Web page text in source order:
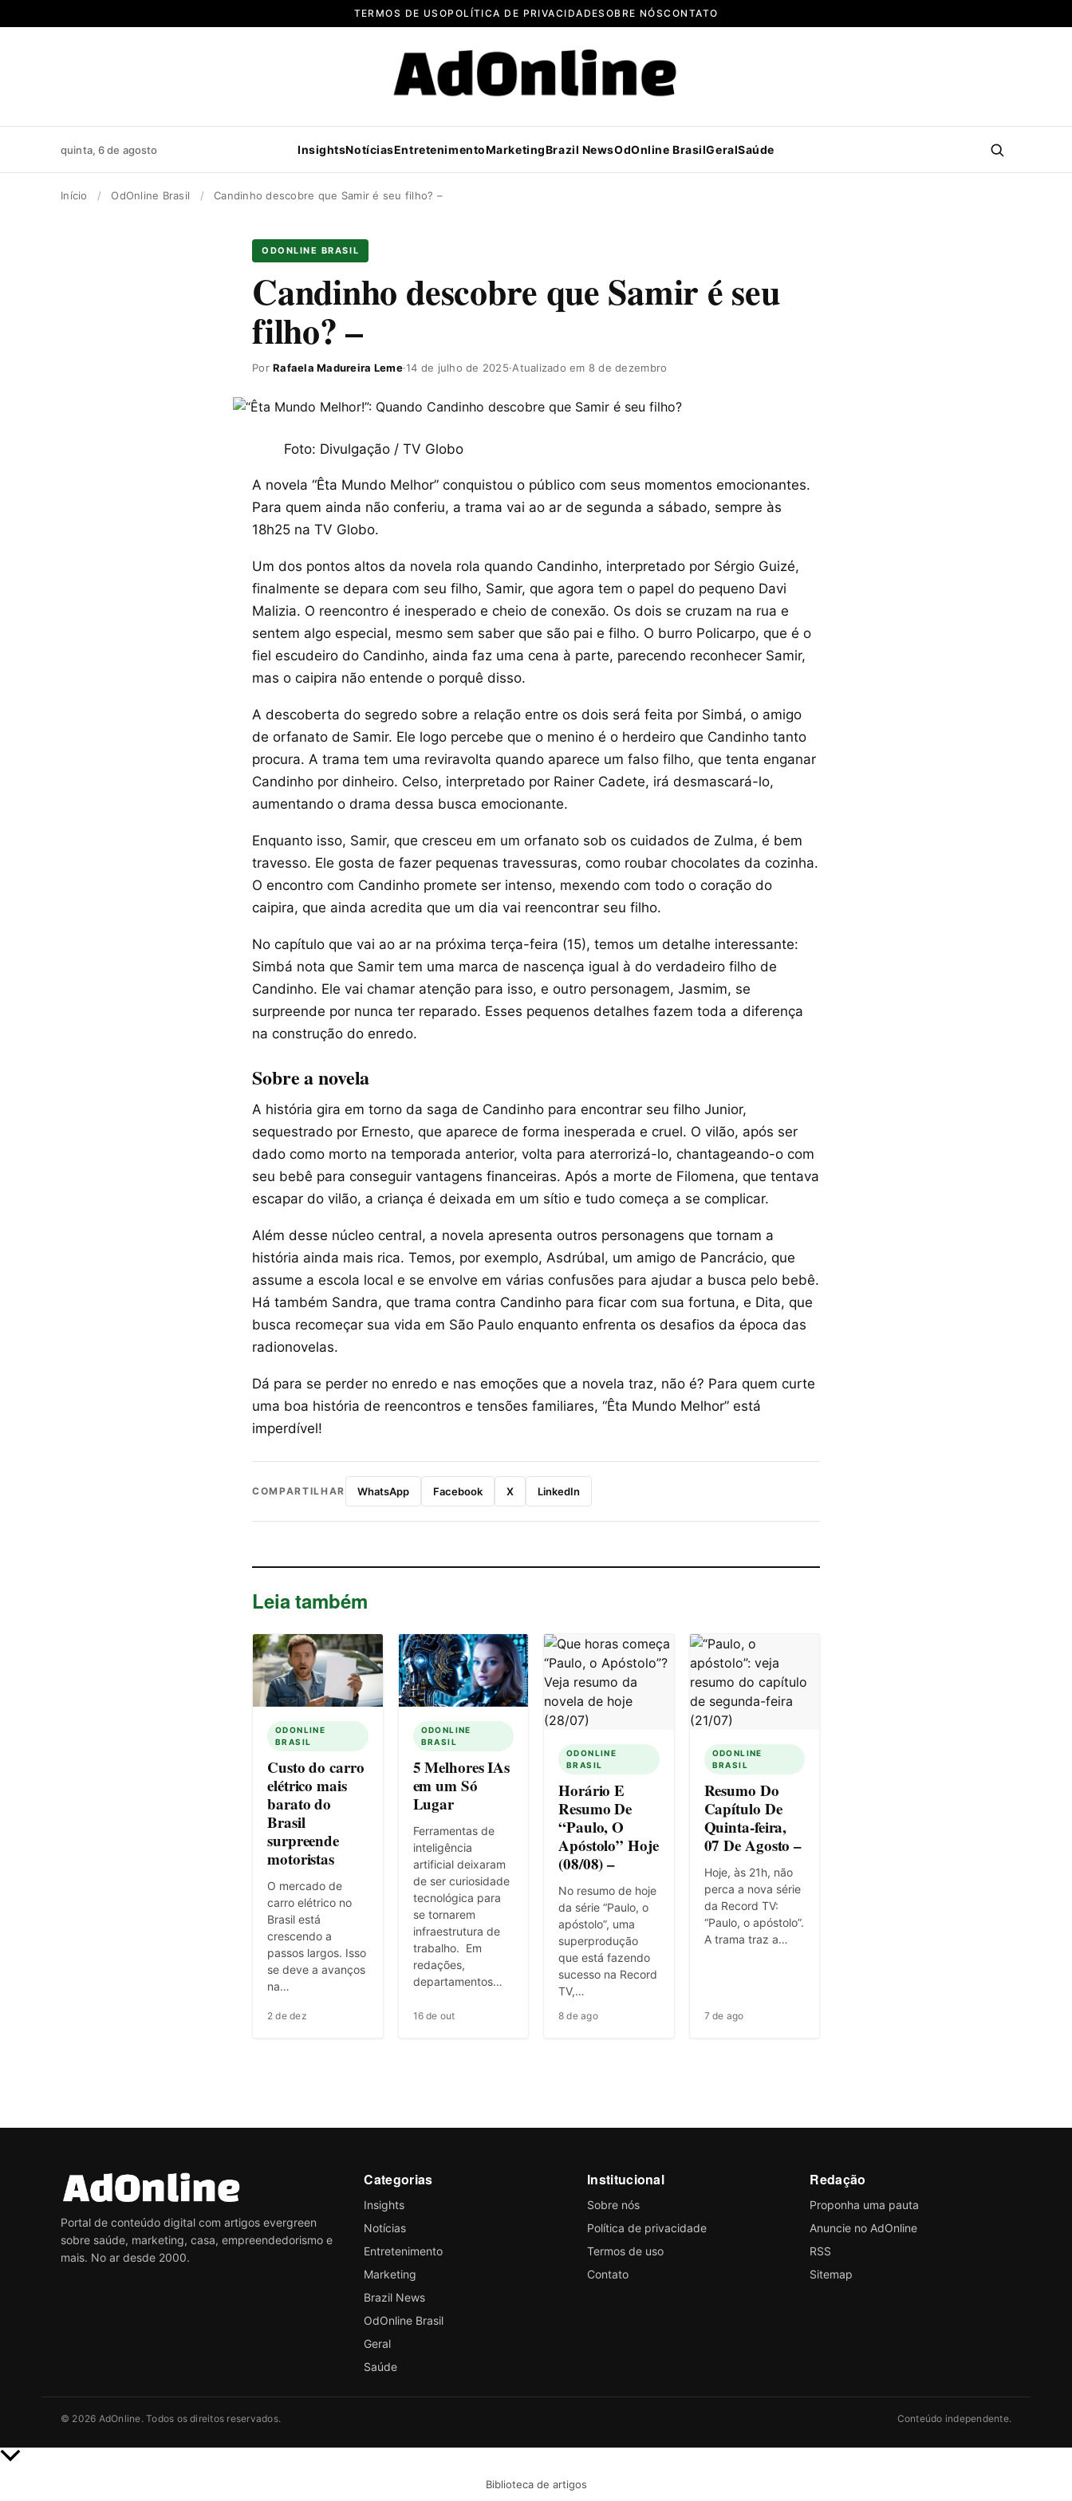
para
TERMOS DE USOPOLÍTICA DE PRIVACIDADESOBRE NÓSCONTATO
quinta, 6 de agosto InsightsNotíciasEntretenimentoMarketingBrazil NewsOdOnline BrasilGeralSaúde
Início / OdOnline Brasil / Candinho descobre que Samir é seu filho? –
ODONLINE BRASIL
Candinho descobre que Samir é seu
filho? –
PorRafaela Madureira Leme·14 de julho de 2025·Atualizado em 8 de dezembro
Foto: Divulgação / TV Globo
A novela “Êta Mundo Melhor” conquistou o público com seus momentos emocionantes.
Para quem ainda não conferiu, a trama vai ao ar de segunda a sábado, sempre às
18h25 na TV Globo.
Um dos pontos altos da novela rola quando Candinho, interpretado por Sérgio Guizé,
finalmente se depara com seu filho, Samir, que agora tem o papel do pequeno Davi
Malizia. O reencontro é inesperado e cheio de conexão. Os dois se cruzam na rua e
sentem algo especial, mesmo sem saber que são pai e filho. O burro Policarpo, que é o
fiel escudeiro do Candinho, ainda faz uma cena à parte, parecendo reconhecer Samir,
mas o caipira não entende o porquê disso.
A descoberta do segredo sobre a relação entre os dois será feita por Simbá, o amigo
de orfanato de Samir. Ele logo percebe que o menino é o herdeiro que Candinho tanto
procura. A trama tem uma reviravolta quando aparece um falso filho, que tenta enganar
Candinho por dinheiro. Celso, interpretado por Rainer Cadete, irá desmascará-lo,
aumentando o drama dessa busca emocionante.
Enquanto isso, Samir, que cresceu em um orfanato sob os cuidados de Zulma, é bem
travesso. Ele gosta de fazer pequenas travessuras, como roubar chocolates da cozinha.
O encontro com Candinho promete ser intenso, mexendo com todo o coração do
caipira, que ainda acredita que um dia vai reencontrar seu filho.
No capítulo que vai ao ar na próxima terça-feira (15), temos um detalhe interessante:
Simbá nota que Samir tem uma marca de nascença igual à do verdadeiro filho de
Candinho. Ele vai chamar atenção para isso, e outro personagem, Jasmim, se
surpreende por nunca ter reparado. Esses pequenos detalhes fazem toda a diferença
na construção do enredo.
Sobre a novela
A história gira em torno da saga de Candinho para encontrar seu filho Junior,
sequestrado por Ernesto, que aparece de forma inesperada e cruel. O vilão, após ser
dado como morto na temporada anterior, volta para aterrorizá-lo, chantageando-o com
seu bebê para conseguir vantagens financeiras. Após a morte de Filomena, que tentava
escapar do vilão, a criança é deixada em um sítio e tudo começa a se complicar.
Além desse núcleo central, a novela apresenta outros personagens que tornam a
história ainda mais rica. Temos, por exemplo, Asdrúbal, um amigo de Pancrácio, que
assume a escola local e se envolve em várias confusões para ajudar a busca pelo bebê.
Há também Sandra, que trama contra Candinho para ficar com sua fortuna, e Dita, que
busca recomeçar sua vida em São Paulo enquanto enfrenta os desafios da época das
radionovelas.
Dá para se perder no enredo e nas emoções que a novela traz, não é? Para quem curte
uma boa história de reencontros e tensões familiares, “Êta Mundo Melhor” está
imperdível!
COMPARTILHAR WhatsApp Facebook X LinkedIn
Leia também
ODONLINE
BRASIL
Custo do carro
elétrico mais
barato do
Brasil
surpreende
motoristas
O mercado de
carro elétrico no
Brasil está
crescendo a
passos largos. Isso
se deve a avanços
na…
2 de dez
ODONLINE
BRASIL
5 Melhores IAs
em um Só
Lugar
Ferramentas de
inteligência
artificial deixaram
de ser curiosidade
tecnológica para
se tornarem
infraestrutura de
trabalho. Em
redações,
departamentos…
16 de out
ODONLINE
BRASIL
Horário E
Resumo De
“Paulo, O
Apóstolo” Hoje
(08/08) –
No resumo de hoje
da série “Paulo, o
apóstolo”, uma
superprodução
que está fazendo
sucesso na Record
TV,…
8 de ago
ODONLINE
BRASIL
Resumo Do
Capítulo De
Quinta-feira,
07 De Agosto –
Hoje, às 21h, não
perca a nova série
da Record TV:
“Paulo, o apóstolo”.
A trama traz a…
7 de ago
Portal de conteúdo digital com artigos evergreen
sobre saúde, marketing, casa, empreendedorismo e
mais. No ar desde 2000.
Categorias
Insights
Notícias
Entretenimento
Marketing
Brazil News
OdOnline Brasil
Geral
Saúde
Institucional
Sobre nós
Política de privacidade
Termos de uso
Contato
Redação
Proponha uma pauta
Anuncie no AdOnline
RSS
Sitemap
© 2026 AdOnline. Todos os direitos reservados. Conteúdo independente.
Biblioteca de artigos